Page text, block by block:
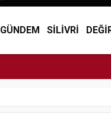
GÜNDEM SİLİVRİ